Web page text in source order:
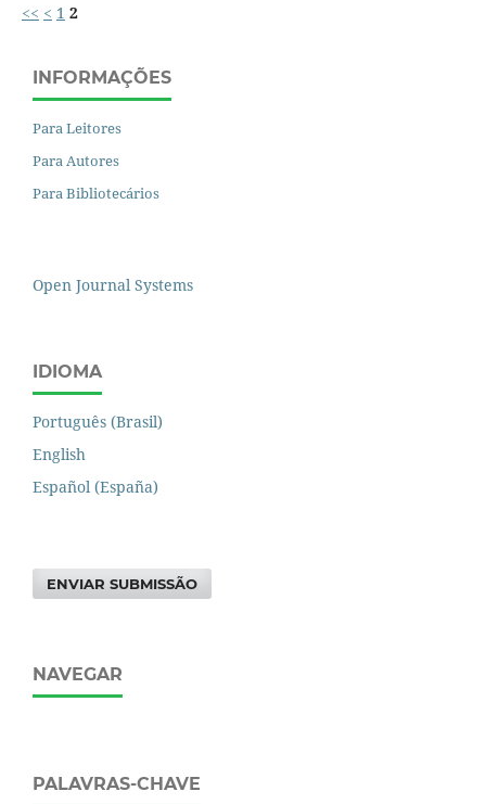
<< < 1 2
INFORMAÇÕES
Para Leitores
Para Autores
Para Bibliotecários
Open Journal Systems
IDIOMA
Português (Brasil)
English
Español (España)
ENVIAR SUBMISSÃO
NAVEGAR
PALAVRAS-CHAVE